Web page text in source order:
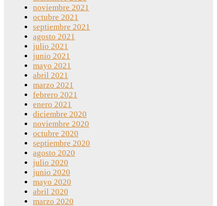
noviembre 2021
octubre 2021
septiembre 2021
agosto 2021
julio 2021
junio 2021
mayo 2021
abril 2021
marzo 2021
febrero 2021
enero 2021
diciembre 2020
noviembre 2020
octubre 2020
septiembre 2020
agosto 2020
julio 2020
junio 2020
mayo 2020
abril 2020
marzo 2020